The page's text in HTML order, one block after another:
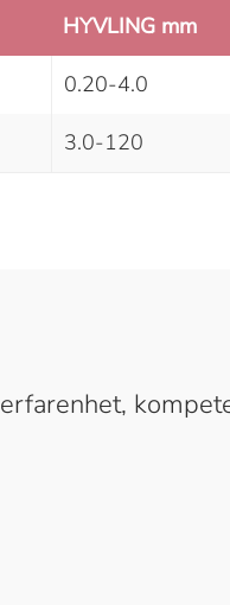
HYVLING mm
0.20-4.0
3.0-120